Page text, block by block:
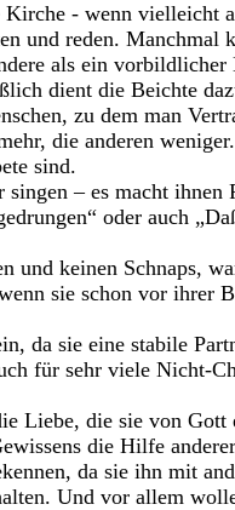
- wenn vielleicht
und reden.
als ein
dient die Beichte
zu dem man
die anderen
sind.
– es macht
oder auch
und keinen Schnaps,
sie schon vor ihrer
da sie eine stabile
für sehr viele Nicht-
Liebe, die sie von
die Hilfe
da sie ihn mit
Und vor allem